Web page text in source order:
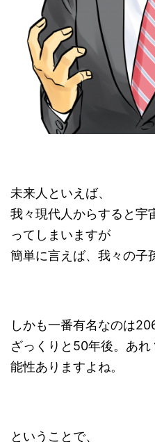
未来人といえば、
我々現代人からすると宇
ってしまいますが
簡単に言えば、我々の子
しかも一番有名なのは
ざっくりと50年後。あ
能性ありますよね。
ということで、